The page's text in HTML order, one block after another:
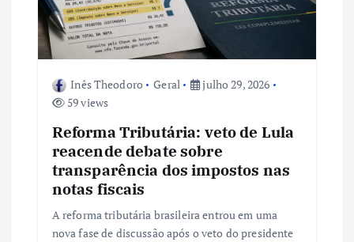
Inês Theodoro Geral
julho 29, 2026
59 views
Reforma Tributária: veto de Lula
reacende debate sobre
transparência dos impostos nas
notas fiscais
A reforma tributária brasileira entrou em uma
nova fase de discussão após o veto do presidente